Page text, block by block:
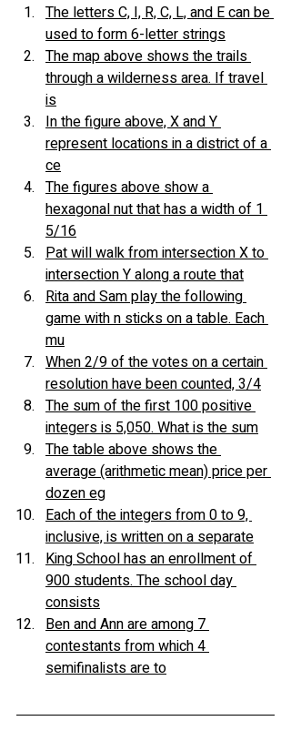
The letters C, I, R, C, L, and E can be
used to form 6-letter strings
The map above shows the trails
through a wilderness area. If travel
is
In the figure above, X and Y
represent locations in a district of a
ce
The figures above show a
hexagonal nut that has a width of 1
5/16
Pat will walk from intersection X to
intersection Y along a route that
Rita and Sam play the following
game with n sticks on a table. Each
mu
When 2/9 of the votes on a certain
resolution have been counted, 3/4
The sum of the first 100 positive
integers is 5,050. What is the sum
The table above shows the
average (arithmetic mean) price per
dozen eg
Each of the integers from 0 to 9,
inclusive, is written on a separate
King School has an enrollment of
900 students. The school day
consists
Ben and Ann are among 7
contestants from which 4
semifinalists are to